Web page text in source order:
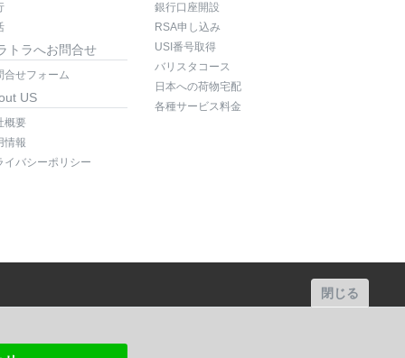
トラへお問合せ
合せフォーム
US
概要
情報
イバシーポリシー
銀行口座開設
RSA申し込み
USI番号取得
バリスタコース
日本への荷物宅配
各種サービス料金
閉じる